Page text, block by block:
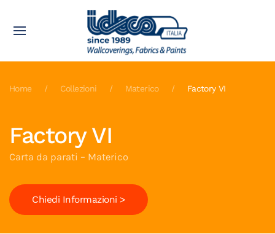
Home Collezioni Materico Factory VI
Factory VI
Carta da parati – Materico
Chiedi Informazioni >